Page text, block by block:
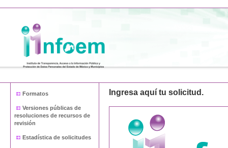
Formatos
Versiones públicas de
resoluciones de recursos de
revisión
Estadística de solicitudes
Ingresa aquí tu solicitud.